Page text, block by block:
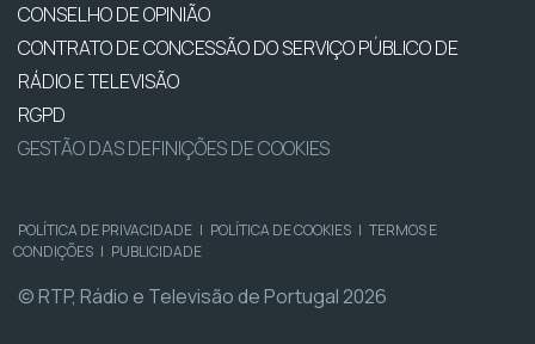
CONSELHO DE OPINIÃO
CONTRATO DE CONCESSÃO DO SERVIÇO PÚBLICO DE
RÁDIO E TELEVISÃO
RGPD
GESTÃO DAS DEFINIÇÕES DE COOKIES
POLÍTICA DE PRIVACIDADE | POLÍTICA DE COOKIES | TERMOS E
CONDIÇÕES | PUBLICIDADE
© RTP, Rádio e Televisão de Portugal 2026